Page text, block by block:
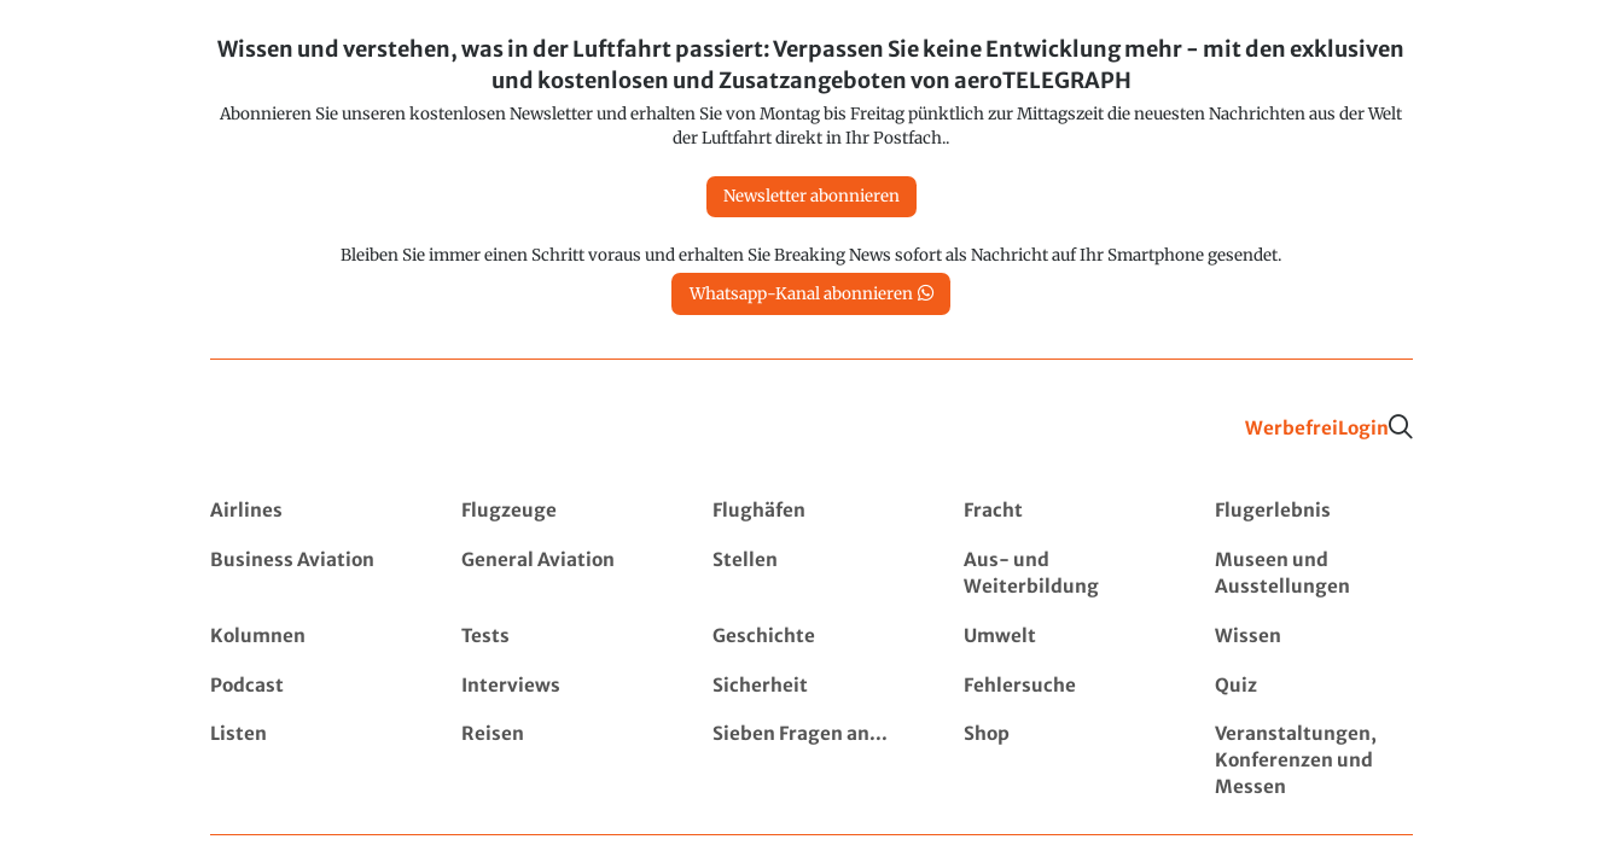
Wissen und verstehen, was in der Luftfahrt passiert: Verpassen Sie keine Entwicklung mehr - mit den exklusiven
und kostenlosen und Zusatzangeboten von aeroTELEGRAPH
Abonnieren Sie unseren kostenlosen Newsletter und erhalten Sie von Montag bis Freitag pünktlich zur Mittagszeit die neuesten Nachrichten aus der Welt
der Luftfahrt direkt in Ihr Postfach..
Newsletter abonnieren
Bleiben Sie immer einen Schritt voraus und erhalten Sie Breaking News sofort als Nachricht auf Ihr Smartphone gesendet.
Whatsapp-Kanal abonnieren
WerbefreiLogin
Airlines Flugzeuge Flughäfen Fracht Flugerlebnis
Business Aviation General Aviation Stellen
Aus- und
Weiterbildung
Museen und
Ausstellungen
Kolumnen Tests Geschichte Umwelt Wissen
Podcast Interviews Sicherheit Fehlersuche Quiz
Listen Reisen Sieben Fragen an... Shop
Veranstaltungen,
Konferenzen und
Messen